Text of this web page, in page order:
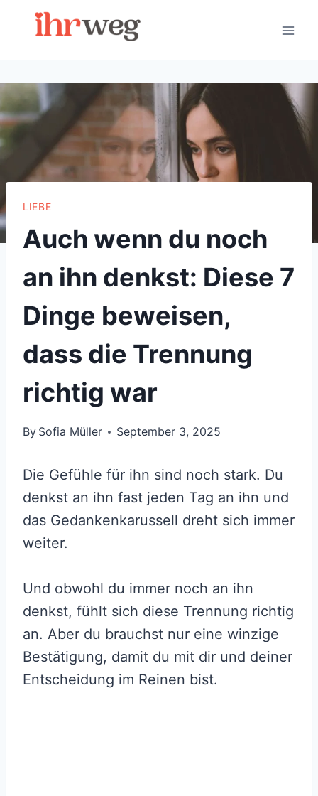
LIEBE
Auch wenn du noch
an ihn denkst: Diese 7
Dinge beweisen,
dass die Trennung
richtig war
By Sofia Müller September 3, 2025
Die Gefühle für ihn sind noch stark. Du
denkst an ihn fast jeden Tag an ihn und
das Gedankenkarussell dreht sich immer
weiter.
Und obwohl du immer noch an ihn
denkst, fühlt sich diese Trennung richtig
an. Aber du brauchst nur eine winzige
Bestätigung, damit du mit dir und deiner
Entscheidung im Reinen bist.